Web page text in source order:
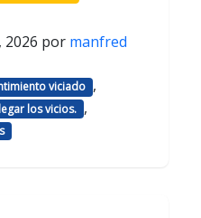
2026 por manfred
viciado ,
los vicios. ,